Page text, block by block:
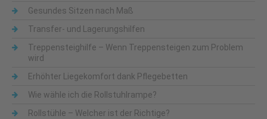
Gesundes Sitzen nach Maß
Transfer- und Lagerungshilfen
Treppensteighilfe – Wenn Treppensteigen zum Problem
wird
Erhöhter Liegekomfort dank Pflegebetten
Wie wähle ich die Rollstuhlrampe?
Rollstühle – Welcher ist der Richtige?